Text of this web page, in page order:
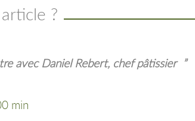
?
avec Daniel Rebert, chef pâtissier
”
min